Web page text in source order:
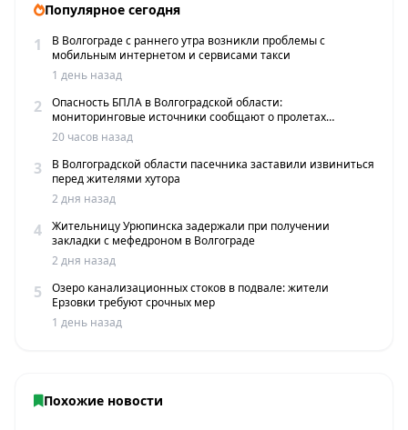
Популярное сегодня
1
В Волгограде с раннего утра возникли проблемы с
мобильным интернетом и сервисами такси
1 день назад
2
Опасность БПЛА в Волгоградской области:
мониторинговые источники сообщают о пролетах
беспилотников
20 часов назад
3
В Волгоградской области пасечника заставили извиниться
перед жителями хутора
2 дня назад
4
Жительницу Урюпинска задержали при получении
закладки с мефедроном в Волгограде
2 дня назад
5
Озеро канализационных стоков в подвале: жители
Ерзовки требуют срочных мер
1 день назад
Похожие новости